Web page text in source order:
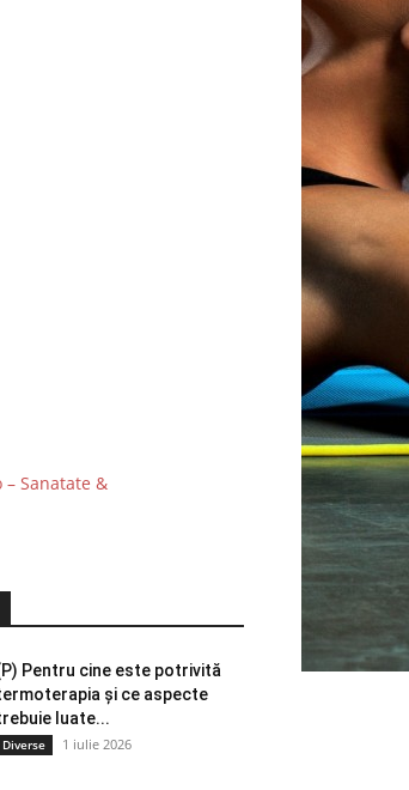
– Sanatate &
Pentru cine este potrivită
și ce aspecte
luate...
Diverse 1 iulie 2026